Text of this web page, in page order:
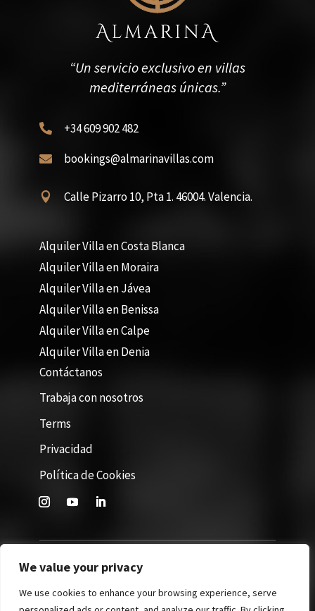
We value your privacy
We use cookies to enhance your browsing experience, serve
“Un servicio exclusivo en villas
mediterráneas únicas.”
 +34 609 902 482
 bookings@almarinavillas.com
 Calle Pizarro 10, Pta 1. 46004. Valencia.
Alquiler Villa en Costa Blanca
Alquiler Villa en Moraira
Alquiler Villa en Jávea
Alquiler Villa en Benissa
Alquiler Villa en Calpe
Alquiler Villa en Denia
Contáctanos
Trabaja con nosotros
Terms
Privacidad
Política de Cookies
Site by 365Villas. All rights reserved © 2026